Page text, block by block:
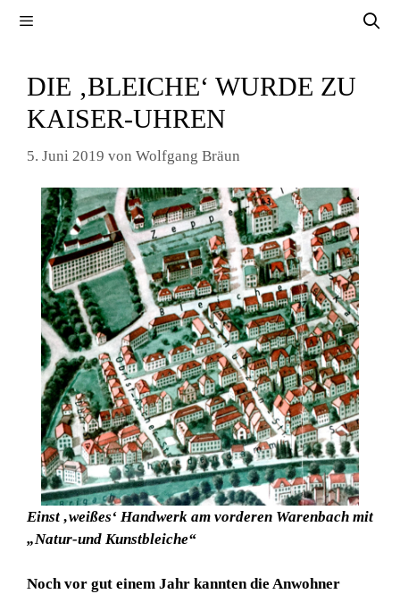
DIE ‚BLEICHE‘ WURDE ZU
KAISER-UHREN
5. Juni 2019 von Wolfgang Bräun
Einst ‚weißes‘ Handwerk am vorderen Warenbach mit
„Natur-und Kunstbleiche“
Noch vor gut einem Jahr kannten die Anwohner